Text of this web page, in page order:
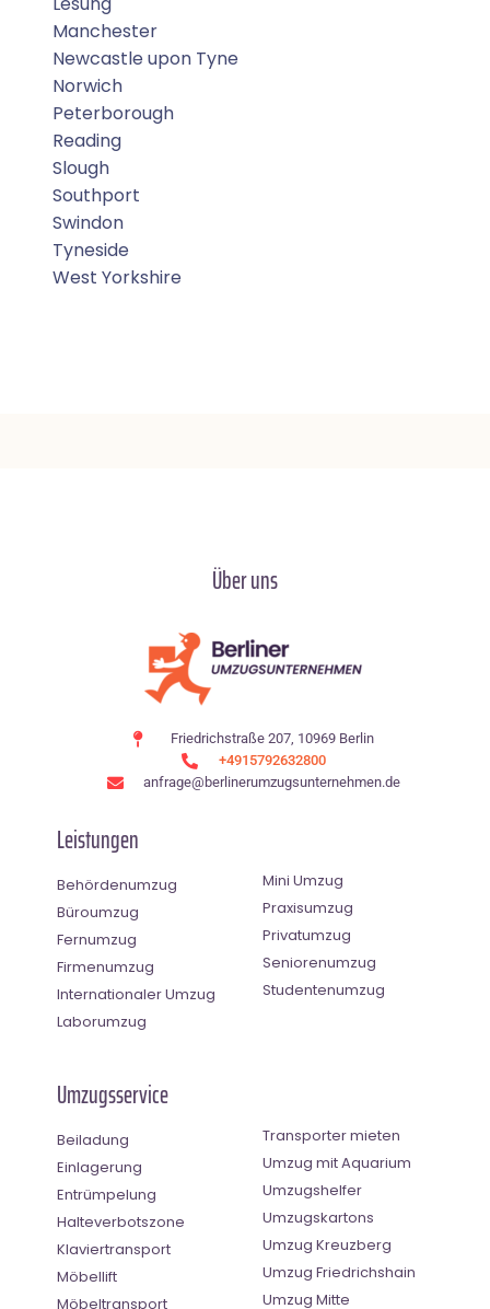
Manchester
Newcastle upon Tyne
Norwich
Peterborough
Reading
Slough
Southport
Swindon
Tyneside
West Yorkshire
Über uns
Friedrichstraße 207, 10969 Berlin
+4915792632800
anfrage@berlinerumzugsunternehmen.de
Leistungen
Behördenumzug
Büroumzug
Fernumzug
Firmenumzug
Internationaler Umzug
Laborumzug
Mini Umzug
Praxisumzug
Privatumzug
Seniorenumzug
Studentenumzug
Umzugsservice
Beiladung
Einlagerung
Entrümpelung
Halteverbotszone
Klaviertransport
Möbellift
Möbeltransport
Transporter mieten
Umzug mit Aquarium
Umzugshelfer
Umzugskartons
Umzug Kreuzberg
Umzug Friedrichshain
Umzug Mitte